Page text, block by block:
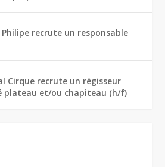
recrute un responsable
Cirque recrute un régisseur
plateau et/ou chapiteau (h/f)